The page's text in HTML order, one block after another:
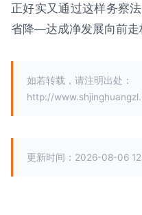
正好实又通过这样务察
省降—达成净发展向前走
如若转载，请注明出处：
http://
更新时间：2026-08-06